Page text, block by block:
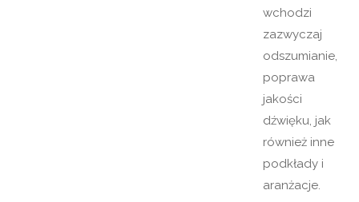
wchodzi
zazwyczaj
odszumianie,
poprawa
jakości
dźwięku, jak
również inne
podkłady i
aranżacje.